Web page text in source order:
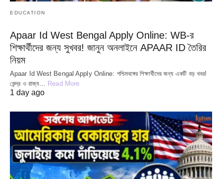
EDUCATION
Apaar Id West Bengal Apply Online: WB-র
শিক্ষার্থীদের জন্য সুখবর! জানুন অনলাইনে APAAR ID তৈরির
নিয়ম
Apaar Id West Bengal Apply Online: পশ্চিমবঙ্গের শিক্ষার্থীদের জন্য একটি বড় খবর!
কেন্দ্র ও রাজ্য… Read More
1 day ago